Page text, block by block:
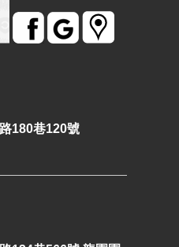
180巷120號